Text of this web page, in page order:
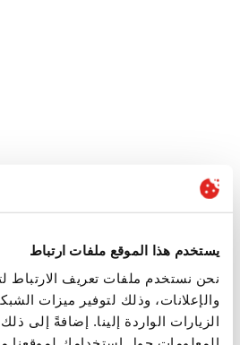
يستخدم هذا الموقع ملفات ارتباط
نحن نستخدم ملفات تعريف
والإعلانات، وذلك لتوفير ميزات
الزيارات الواردة إلينا. إضافةً إلى